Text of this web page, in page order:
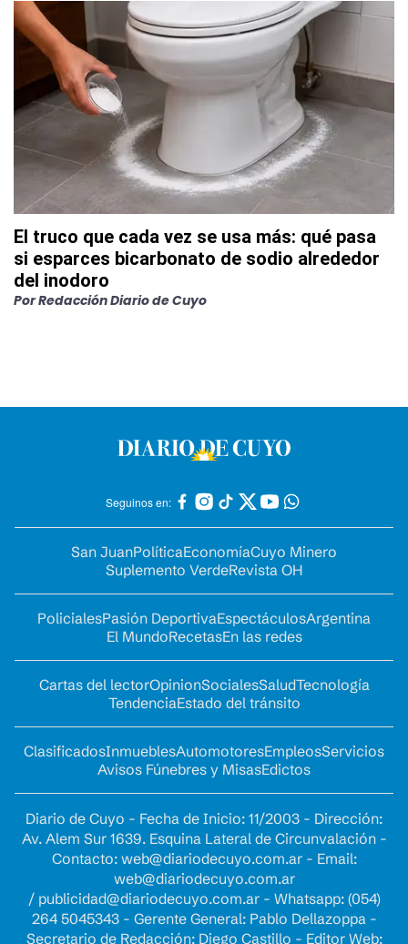
El truco que cada vez se usa más: qué pasa
si esparces bicarbonato de sodio alrededor
del inodoro
PorRedacción Diario de Cuyo
Seguinos en:
San JuanPolíticaEconomíaCuyo Minero
Suplemento VerdeRevista OH
PolicialesPasión DeportivaEspectáculosArgentina
El MundoRecetasEn las redes
Cartas del lectorOpinionSocialesSaludTecnología
TendenciaEstado del tránsito
ClasificadosInmueblesAutomotoresEmpleosServicios
Avisos Fúnebres y MisasEdictos
Diario de Cuyo - Fecha de Inicio: 11/2003 - Dirección:
Av. Alem Sur 1639. Esquina Lateral de Circunvalación -
Contacto: web@diariodecuyo.com.ar- Email:
web@diariodecuyo.com.ar
/ publicidad@diariodecuyo.com.ar- Whatsapp: (054)
264 5045343 - Gerente General: Pablo Dellazoppa -
Secretario de Redacción: Diego Castillo - Editor Web: